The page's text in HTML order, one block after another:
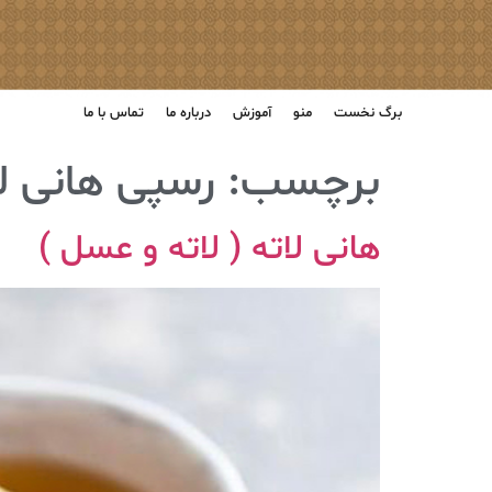
برگ نخست منو آموزش درباره ما تماس با ما
برچسب: رسپی هانی
هانی لاته ( لاته و عسل )